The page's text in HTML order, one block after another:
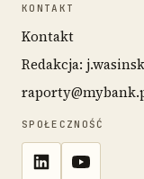
KONTAKT
Kontakt
Redakcja:
SPOŁECZNOŚĆ